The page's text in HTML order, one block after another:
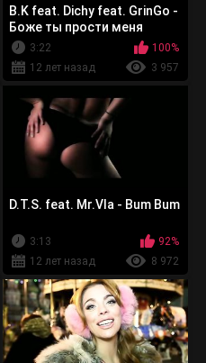
В.K feat. Dichy feat. GrinGo -
Боже ты прости меня
3:22
100%
12 лет назад
3 957
D.T.S. feat. Mr.Vla - Bum Bum
3:13
92%
12 лет назад
8 972